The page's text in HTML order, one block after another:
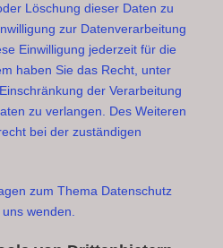
Löschung dieser Daten zu
zur Datenverarbeitung
Einwilligung jederzeit für die
haben Sie das Recht, unter
der Verarbeitung
zu verlangen. Des Weiteren
bei der zuständigen
zum Thema Datenschutz
wenden.